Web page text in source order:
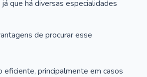
que há diversas especialidades
de procurar esse
principalmente em casos